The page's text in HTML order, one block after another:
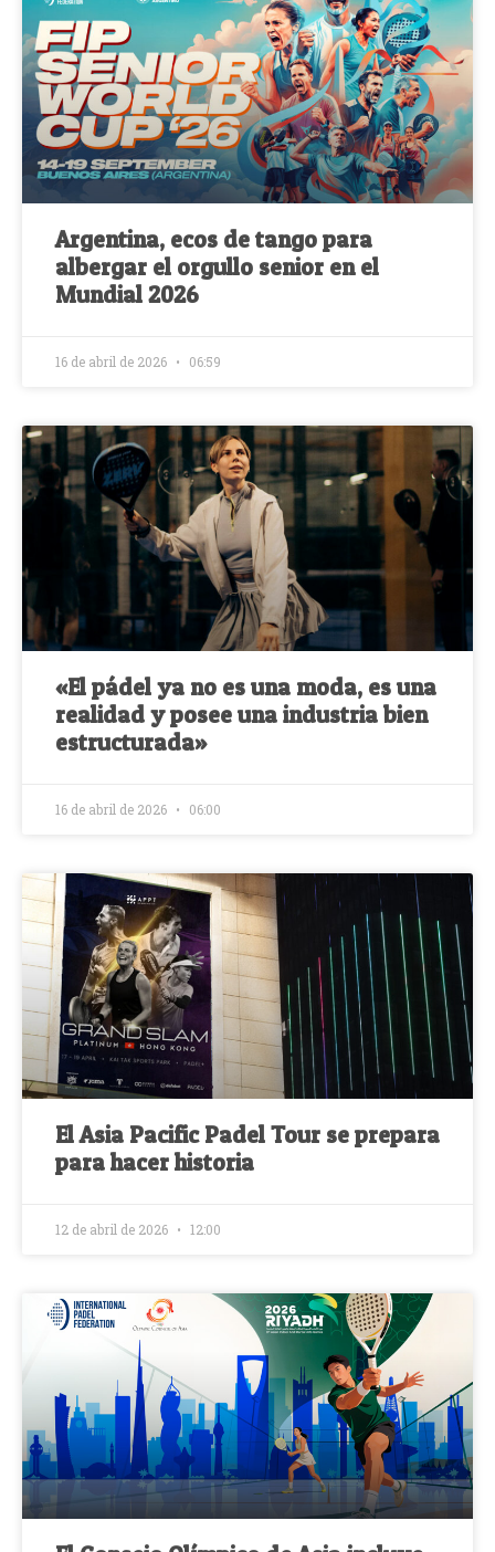
Argentina, ecos de tango para
albergar el orgullo senior en el
Mundial 2026
16 de abril de 2026 06:59
«El pádel ya no es una moda, es una
realidad y posee una industria bien
estructurada»
16 de abril de 2026 06:00
El Asia Pacific Padel Tour se prepara
para hacer historia
12 de abril de 2026 12:00